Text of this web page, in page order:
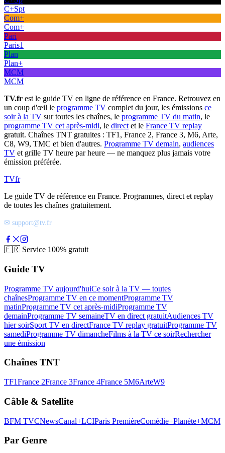
C+Spt
Com+
Com+
Pari
Paris1
Plan
Plan+
MCM
MCM
TV.fr est le guide TV en ligne de référence en France. Retrouvez en
un coup d'œil le programme TV complet du jour, les émissions ce
soir à la TV sur toutes les chaînes, le programme TV du matin, le
programme TV cet après-midi, le direct et le France TV replay
gratuit. Chaînes TNT gratuites : TF1, France 2, France 3, M6, Arte,
C8, W9, TMC et bien d'autres. Programme TV demain, audiences
TV et grille TV heure par heure — ne manquez plus jamais votre
émission préférée.
TVfr
Le guide TV de référence en France. Programmes, direct et replay
de toutes les chaînes gratuitement.
✉ support@tv.fr
🇫🇷 Service 100% gratuit
Guide TV
Programme TV aujourd'huiCe soir à la TV — toutes
chaînesProgramme TV en ce momentProgramme TV
matinProgramme TV cet après-midiProgramme TV
demainProgramme TV semaineTV en direct gratuitAudiences TV
hier soirSport TV en directFrance TV replay gratuitProgramme TV
samediProgramme TV dimancheFilms à la TV ce soirRechercher
une émission
Chaînes TNT
TF1France 2France 3France 4France 5M6ArteW9
Câble & Satellite
BFM TVCNewsCanal+LCIParis PremièreComédie+Planète+MCM
Par Genre